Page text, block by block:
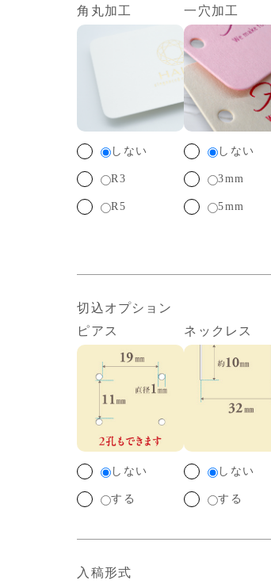
角丸加工
しない
R3
R5
一穴加工
しない
3mm
5mm
切込オプション
ピアス
しない
する
ネックレス
しない
する
入稿形式